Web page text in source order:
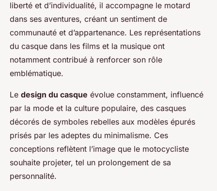
liberté et d’individualité, il accompagne le motard
dans ses aventures, créant un sentiment de
communauté et d’appartenance. Les représentations
du casque dans les films et la musique ont
notamment contribué à renforcer son rôle
emblématique.
Le design du casque évolue constamment, influencé
par la mode et la culture populaire, des casques
décorés de symboles rebelles aux modèles épurés
prisés par les adeptes du minimalisme. Ces
conceptions reflètent l’image que le motocycliste
souhaite projeter, tel un prolongement de sa
personnalité.